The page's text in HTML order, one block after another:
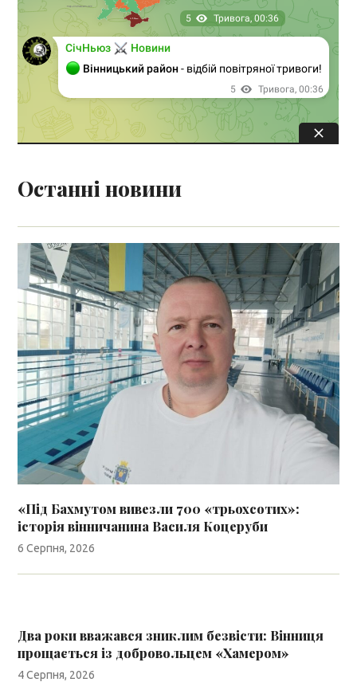
Останні новини
«Під Бахмутом вивезли 700 «трьохсотих»:
історія вінничанина Василя Коцеруби
6 Серпня, 2026
Два роки вважався зниклим безвісти: Вінниця
прощається із добровольцем «Хамером»
4 Серпня, 2026